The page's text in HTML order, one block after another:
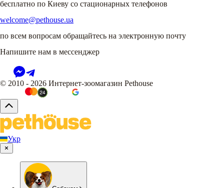
бесплатно по Киеву со стационарных телефонов
welcome@pethouse.ua
по всем вопросам обращайтесь на электронную почту
Напишите нам в мессенджер
© 2010 - 2026 Интернет-зоомагазин Pethouse
Укр